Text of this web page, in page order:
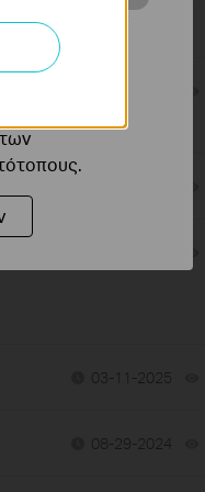
03-11-2025
08-29-2024
σας στον
ιστότοπού